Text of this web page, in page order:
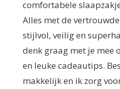
comfortabele
Alles met de
stijlvol, veilig en
denk graag met je mee
en leuke cadeautips.
makkelijk en ik zorg